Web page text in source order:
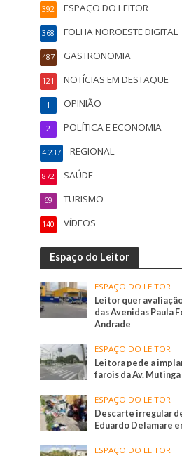
ESPAÇO DO LEITOR
392
FOLHA NOROESTE DIGITAL
368
GASTRONOMIA
487
NOTÍCIAS EM DESTAQUE
121
OPINIÃO
1
POLÍTICA E ECONOMIA
2
REGIONAL
4.237
SAÚDE
872
TURISMO
69
VÍDEOS
140
Espaço do Leitor
ESPAÇO DO LEITOR
Leitor quer
das Avenidas Paula
Andrade
ESPAÇO DO LEITOR
Leitora pede a
farois da Av. Mutinga
ESPAÇO DO LEITOR
Descarte irregular
Eduardo Delamare
ESPAÇO DO LEITOR